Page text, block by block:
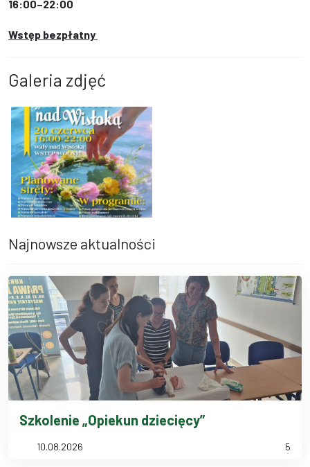
16:00–22:00
Wstęp bezpłatny
Galeria zdjęć
Najnowsze aktualności
Szkolenie „Opiekun dziecięcy”
10.08.2026 5